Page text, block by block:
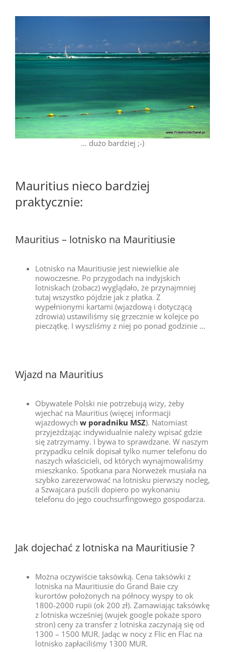
… dużo bardziej ;-)
Mauritius nieco bardziej
praktycznie:
Mauritius – lotnisko na Mauritiusie
Lotnisko na Mauritiusie jest niewielkie ale
nowoczesne. Po przygodach na indyjskich
lotniskach (zobacz) wyglądało, że przynajmniej
tutaj wszystko pójdzie jak z płatka. Z
wypełnionymi kartami (wjazdową i dotyczącą
zdrowia) ustawiliśmy się grzecznie w kolejce po
pieczątkę. I wyszliśmy z niej po ponad godzinie …
Wjazd na Mauritius
Obywatele Polski nie potrzebują wizy, żeby
wjechać na Mauritius (więcej informacji
wjazdowych w poradniku MSZ). Natomiast
przyjeżdżając indywidualnie należy wpisać gdzie
się zatrzymamy. I bywa to sprawdzane. W naszym
przypadku celnik dopisał tylko numer telefonu do
naszych właścicieli, od których wynajmowaliśmy
mieszkanko. Spotkana para Norweżek musiała na
szybko zarezerwować na lotnisku pierwszy nocleg,
a Szwajcara puścili dopiero po wykonaniu
telefonu do jego couchsurfingowego gospodarza.
Jak dojechać z lotniska na Mauritiusie ?
Można oczywiście taksówką. Cena taksówki z
lotniska na Mauritiusie do Grand Baie czy
kurortów położonych na północy wyspy to ok
1800-2000 rupii (ok 200 zł). Zamawiając taksówkę
z lotniska wcześniej (wujek google pokaże sporo
stron) ceny za transfer z lotniska zaczynają się od
1300 – 1500 MUR. Jadąc w nocy z Flic en Flac na
lotnisko zapłaciliśmy 1300 MUR.